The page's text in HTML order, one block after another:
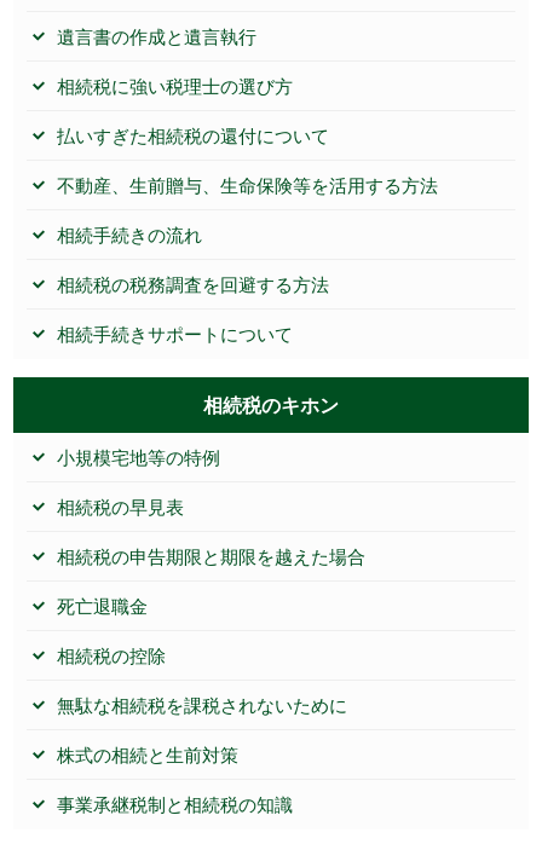
遺言書の作成と遺言執行
相続税に強い税理士の選び方
払いすぎた相続税の還付について
不動産、生前贈与、生命保険等を活用する方法
相続手続きの流れ
相続税の税務調査を回避する方法
相続手続きサポートについて
相続税のキホン
小規模宅地等の特例
相続税の早見表
相続税の申告期限と期限を越えた場合
死亡退職金
相続税の控除
無駄な相続税を課税されないために
株式の相続と生前対策
事業承継税制と相続税の知識